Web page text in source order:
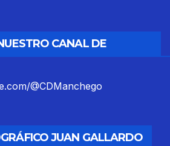
CANAL DE
@CDManchego
JUAN GALLARDO